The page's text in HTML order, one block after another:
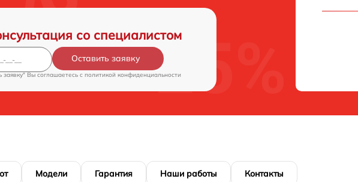
со специалистом
Оставить заявку
Вы соглашаетесь c политикой конфиденциальности
Модели Гарантия Наши работы Контакты